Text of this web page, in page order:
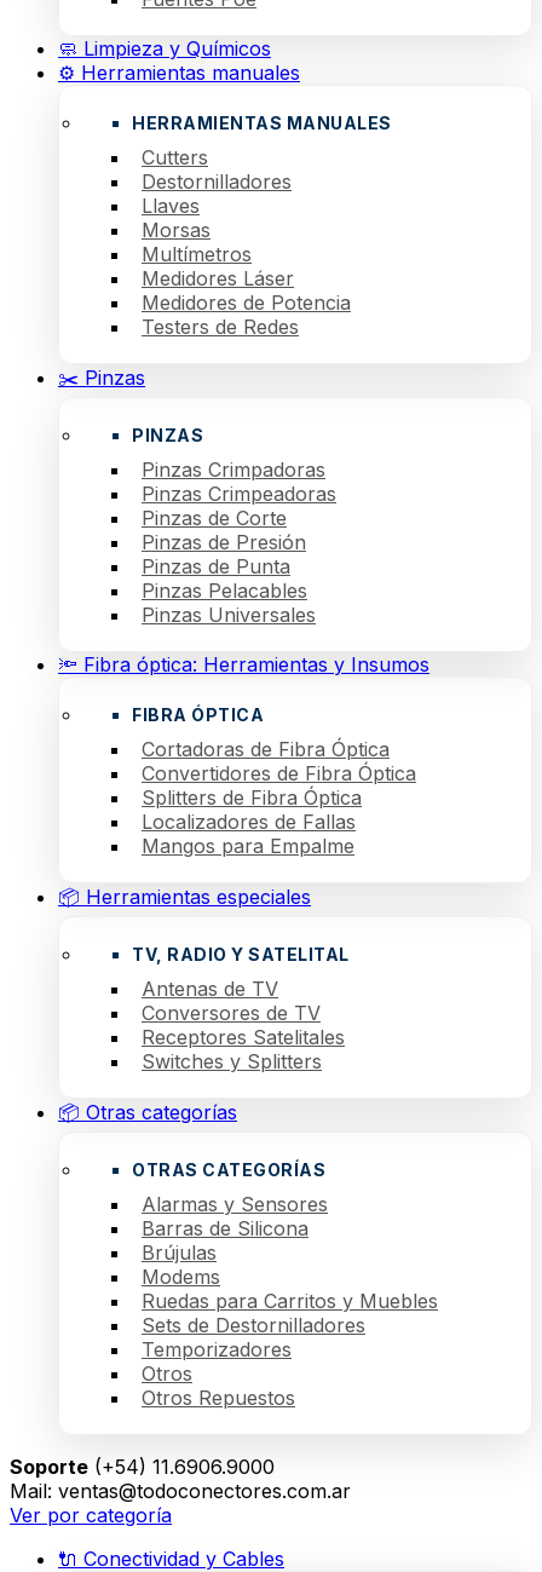
🧼 Limpieza y Químicos
⚙️ Herramientas manuales
HERRAMIENTAS MANUALES
Cutters
Destornilladores
Llaves
Morsas
Multímetros
Medidores Láser
Medidores de Potencia
Testers de Redes
✂️ Pinzas
PINZAS
Pinzas Crimpadoras
Pinzas Crimpeadoras
Pinzas de Corte
Pinzas de Presión
Pinzas de Punta
Pinzas Pelacables
Pinzas Universales
🔦 Fibra óptica: Herramientas y Insumos
FIBRA ÓPTICA
Cortadoras de Fibra Óptica
Convertidores de Fibra Óptica
Splitters de Fibra Óptica
Localizadores de Fallas
Mangos para Empalme
📦 Herramientas especiales
TV, RADIO Y SATELITAL
Antenas de TV
Conversores de TV
Receptores Satelitales
Switches y Splitters
📦 Otras categorías
OTRAS CATEGORÍAS
Alarmas y Sensores
Barras de Silicona
Brújulas
Modems
Ruedas para Carritos y Muebles
Sets de Destornilladores
Temporizadores
Otros
Otros Repuestos
Soporte (+54) 11.6906.9000
Mail: ventas@todoconectores.com.ar
Ver por categoría
🔌 Conectividad y Cables